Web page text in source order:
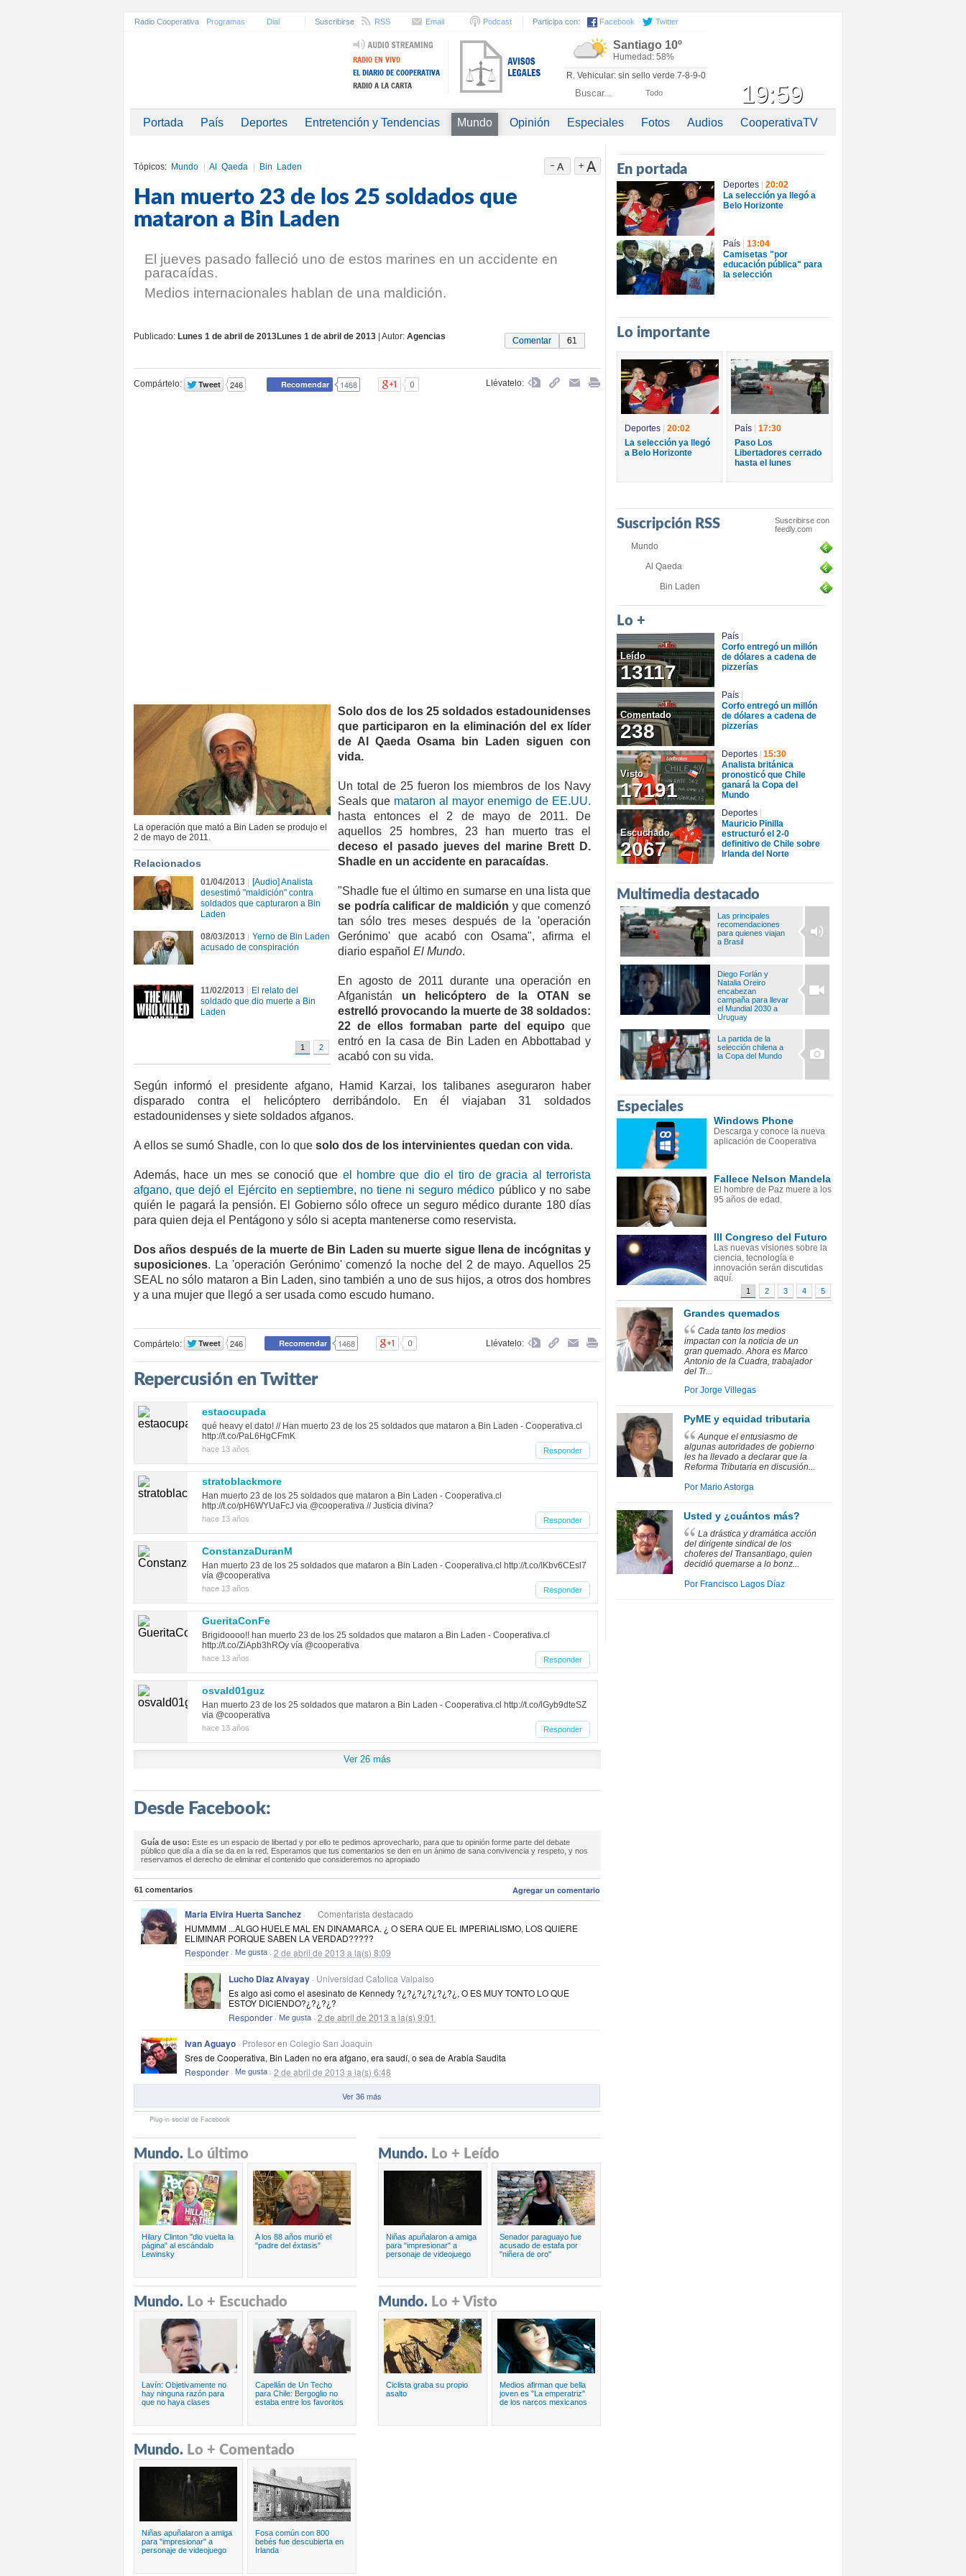
Radio Cooperativa Programas Dial Suscribirse RSS Email Podcast Participa con: Facebook Twitter
Santiago 10º
Humedad: 58%
R. Vehicular: sin sello verde 7-8-9-0
Todo 19:59
Portada País Deportes Entretención y Tendencias Mundo Opinión Especiales Fotos Audios CooperativaTV
Tópicos: Mundo Al Qaeda Bin Laden
Han muerto 23 de los 25 soldados que
mataron a Bin Laden
El jueves pasado falleció uno de estos marines en un accidente en
paracaídas.
Medios internacionales hablan de una maldición.
Publicado: Lunes 1 de abril de 2013Lunes 1 de abril de 2013 | Autor: Agencias Comentar 61
Compártelo: Llévatelo:
La operación que mató a Bin Laden se produjo el
2 de mayo de 2011.
Relacionados
01/04/2013
[Audio] Analista
desestimó "maldición" contra
soldados que capturaron a Bin
Laden
08/03/2013
Yerno de Bin Laden
acusado de conspiración
11/02/2013
El relato del
soldado que dio muerte a Bin
Laden
1 2
Solo dos de los 25 soldados estadounidenses
que participaron en la eliminación del ex líder
de Al Qaeda Osama bin Laden siguen con
vida.
Un total de 25 fueron los miembros de los Navy
Seals que mataron al mayor enemigo de EE.UU.
hasta entonces el 2 de mayo de 2011. De
aquellos 25 hombres, 23 han muerto tras el
deceso el pasado jueves del marine Brett D.
Shadle en un accidente en paracaídas.
"Shadle fue el último en sumarse en una lista que
se podría calificar de maldición y que comenzó
tan sólo tres meses después de la 'operación
Gerónimo' que acabó con Osama", afirma el
diario español El Mundo.
En agosto de 2011 durante una operación en
Afganistán un helicóptero de la OTAN se
estrelló provocando la muerte de 38 soldados:
22 de ellos formaban parte del equipoque
entró en la casa de Bin Laden en Abbottabad y
acabó con su vida.
Según informó el presidente afgano, Hamid Karzai, los talibanes aseguraron haber
disparado contra el helicóptero derribándolo. En él viajaban 31 soldados
estadounidenses y siete soldados afganos.
A ellos se sumó Shadle, con lo que solo dos de los intervinientes quedan con vida.
Además, hace un mes se conoció que el hombre que dio el tiro de gracia al terrorista
afgano, que dejó el Ejército en septiembre, no tiene ni seguro médico público y no sabe
quién le pagará la pensión. El Gobierno sólo ofrece un seguro médico durante 180 días
para quien deja el Pentágono y sólo si acepta mantenerse como reservista.
Dos años después de la muerte de Bin Laden su muerte sigue llena de incógnitas y
suposiciones. La 'operación Gerónimo' comenzó la noche del 2 de mayo. Aquellos 25
SEAL no sólo mataron a Bin Laden, sino también a uno de sus hijos, a otros dos hombres
y a una mujer que llegó a ser usada como escudo humano.
Compártelo: Llévatelo:
Repercusión en Twitter
estaocupada
qué heavy el dato! // Han muerto 23 de los 25 soldados que mataron a Bin Laden - Cooperativa.cl
http://t.co/PaL6HgCFmK
hace 13 años Responder
stratoblackmore
Han muerto 23 de los 25 soldados que mataron a Bin Laden - Cooperativa.cl
http://t.co/pH6WYUaFcJ via @cooperativa // Justicia divina?
hace 13 años Responder
ConstanzaDuranM
Han muerto 23 de los 25 soldados que mataron a Bin Laden - Cooperativa.cl http://t.co/IKbv6CEsl7
vía @cooperativa
hace 13 años Responder
GueritaConFe
Brigidoooo!! han muerto 23 de los 25 soldados que mataron a Bin Laden - Cooperativa.cl
http://t.co/ZiApb3hROy vía @cooperativa
hace 13 años Responder
osvald01guz
Han muerto 23 de los 25 soldados que mataron a Bin Laden - Cooperativa.cl http://t.co/lGyb9dteSZ
via @cooperativa
hace 13 años Responder
Ver 26 más
Desde Facebook:
Guía de uso: Este es un espacio de libertad y por ello te pedimos aprovecharlo, para que tu opinión forme parte del debate
público que día a día se da en la red. Esperamos que tus comentarios se den en un ánimo de sana convivencia y respeto, y nos
reservamos el derecho de eliminar el contenido que consideremos no apropiado
Mundo. Lo último
Hilary Clinton "dio vuelta la
página" al escándalo
Lewinsky
A los 88 años murió el
"padre del éxtasis"
Mundo. Lo + Escuchado
Lavín: Objetivamente no
hay ninguna razón para
que no haya clases
Capellán de Un Techo
para Chile: Bergoglio no
estaba entre los favoritos
Mundo. Lo + Comentado
Niñas apuñalaron a amiga
para "impresionar" a
personaje de videojuego
Fosa común con 800
bebés fue descubierta en
Irlanda
Mundo. Lo + Leído
Niñas apuñalaron a amiga
para "impresionar" a
personaje de videojuego
Senador paraguayo fue
acusado de estafa por
"niñera de oro"
Mundo. Lo + Visto
Ciclista graba su propio
asalto
Medios afirman que bella
joven es "La emperatriz"
de los narcos mexicanos
En portada
Deportes
20:02
La selección ya llegó a
Belo Horizonte
País
13:04
Camisetas "por
educación pública" para
la selección
Lo importante
Deportes
20:02
La selección ya llegó
a Belo Horizonte
País
17:30
Paso Los
Libertadores cerrado
hasta el lunes
Suscripción RSS
Suscribirse con
feedly.com
Mundo
Al Qaeda
Bin Laden
Lo +
Leído
13117
País
Corfo entregó un millón
de dólares a cadena de
pizzerías
Comentado
238
País
Corfo entregó un millón
de dólares a cadena de
pizzerías
Visto
17191
Deportes 15:30
Analista británica
pronosticó que Chile
ganará la Copa del
Mundo
Escuchado
2067
Deportes
Mauricio Pinilla
estructuró el 2-0
definitivo de Chile sobre
Irlanda del Norte
Multimedia destacado
Las principales
recomendaciones
para quienes viajan
a Brasil
Diego Forlán y
Natalia Oreiro
encabezan
campaña para llevar
el Mundial 2030 a
Uruguay
La partida de la
selección chilena a
la Copa del Mundo
Especiales
Windows Phone
Descarga y conoce la nueva
aplicación de Cooperativa
Fallece Nelson Mandela
El hombre de Paz muere a los
95 años de edad.
III Congreso del Futuro
Las nuevas visiones sobre la
ciencia, tecnología e
innovación serán discutidas
aquí.
Opinión
1 2 3 4 5
Grandes quemados
Cada tanto los medios
impactan con la noticia de un
gran quemado. Ahora es Marco
Antonio de la Cuadra, trabajador
del Tr...
Por Jorge Villegas
PyME y equidad tributaria
Aunque el entusiasmo de
algunas autoridades de gobierno
les ha llevado a declarar que la
Reforma Tributaria en discusión...
Por Mario Astorga
Usted y ¿cuántos más?
La drástica y dramática acción
del dirigente sindical de los
choferes del Transantiago, quien
decidió quemarse a lo bonz...
Por Francisco Lagos Díaz